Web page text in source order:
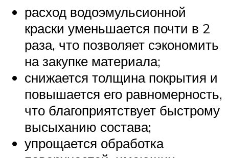
расход водоэмульсионной
краски уменьшается почти в 2
раза, что позволяет сэкономить
на закупке материала;
снижается толщина покрытия и
повышается его равномерность,
что благоприятствует быстрому
высыханию состава;
упрощается обработка